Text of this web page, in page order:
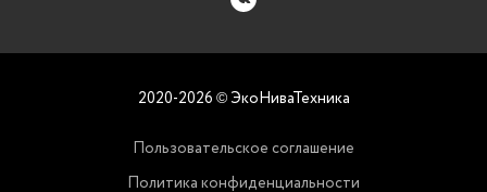
2020-2026 ©ЭкоНиваТехника
Пользовательское соглашение
Политика конфиденциальности